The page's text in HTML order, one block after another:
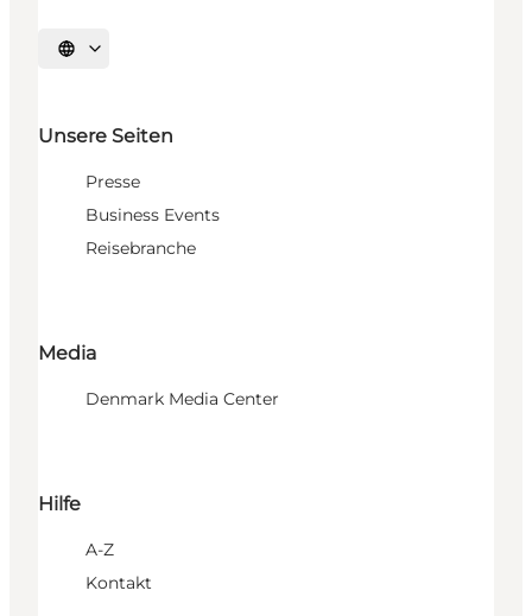
Sprache auswählen
Unsere Seiten
Presse
Business Events
Reisebranche
Media
Denmark Media Center
Hilfe
A-Z
Kontakt